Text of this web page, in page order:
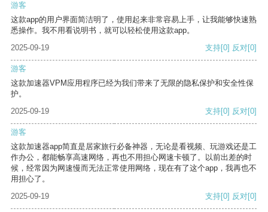
游客
这款app的用户界面简洁明了，使用起来非常容易上手，让我能够快速熟
悉操作。我不用看说明书，就可以轻松使用这款app。
2025-09-19
支持[0] 反对[0]
游客
这款加速器VPM应用程序已经为我们带来了无限的隐私保护和安全性保
护。
2025-09-19
支持[0] 反对[0]
游客
这款加速器app简直是居家旅行必备神器，无论是看视频、玩游戏还是工
作办公，都能畅享高速网络，再也不用担心网速卡顿了。以前出差的时
候，经常因为网速慢而无法正常使用网络，现在有了这个app，我再也不
用担心了。
2025-09-19
支持[0] 反对[0]